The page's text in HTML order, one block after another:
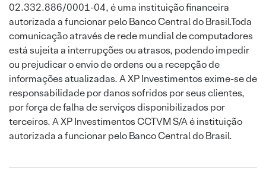
02.332.886/0001-04, é uma instituição financeira
autorizada a funcionar pelo Banco Central do Brasil.Toda
comunicação através de rede mundial de computadores
está sujeita a interrupções ou atrasos, podendo impedir
ou prejudicar o envio de ordens ou a recepção de
informações atualizadas. A XP Investimentos exime-se de
responsabilidade por danos sofridos por seus clientes,
por força de falha de serviços disponibilizados por
terceiros. A XP Investimentos CCTVM S/A é instituição
autorizada a funcionar pelo Banco Central do Brasil.